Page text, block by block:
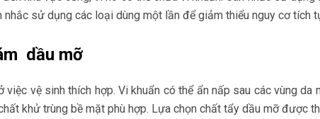
sử dụng các loại dùng một lần để giảm thiểu nguy cơ tích
dầu mỡ
việc vệ sinh thích hợp. Vi khuẩn có thể ẩn nấp sau các vùng
khử trùng bề mặt phù hợp. Lựa chọn chất tẩy dầu mỡ được